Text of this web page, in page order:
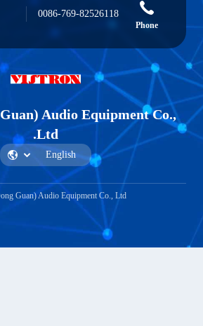
0086-769-
Vistron(Dong Guan) Audio
Ltd.
Vistron(Dong Guan) Audio Equipment Co.,